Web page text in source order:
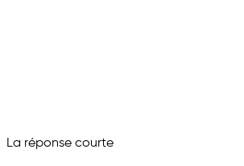
Channelize Analyze
La réponse courte